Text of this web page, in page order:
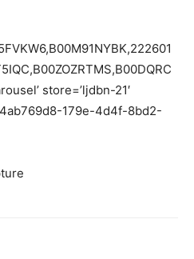
store=’ljdbn-21′
179e-4d4f-8bd2-